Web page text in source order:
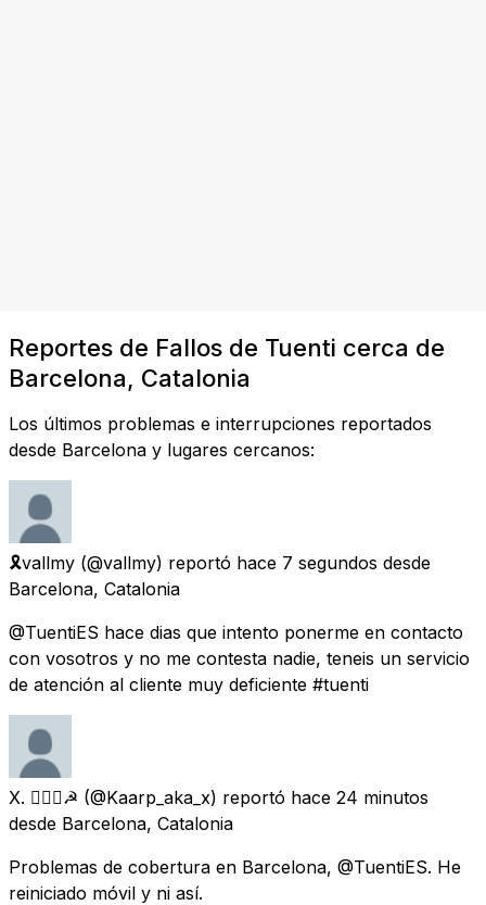
Reportes de Fallos de Tuenti cerca de
Barcelona, Catalonia
Los últimos problemas e interrupciones reportados
desde Barcelona y lugares cercanos:
🎗️vallmy (@vallmy) reportó hace 7 segundos desde
Barcelona, Catalonia
@TuentiES hace dias que intento ponerme en contacto
con vosotros y no me contesta nadie, teneis un servicio
de atención al cliente muy deficiente #tuenti
X. 🏳️‍🌈🔻☭ (@Kaarp_aka_x) reportó hace 24 minutos
desde Barcelona, Catalonia
Problemas de cobertura en Barcelona, @TuentiES. He
reiniciado móvil y ni así.